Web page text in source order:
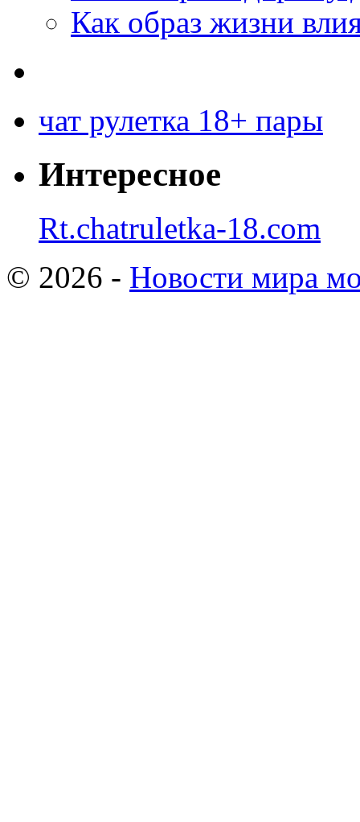
Как образ жизни
чат рулетка 18+ пары
Интересное
Rt.chatruletka-18.com
© 2026 - Новости мира